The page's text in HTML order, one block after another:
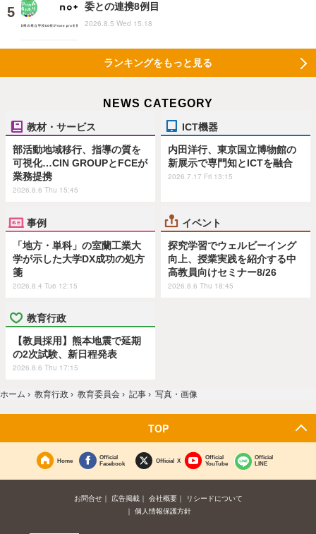
委との連携8例目
2026.8.5 Wed 15:18
ランキングをもっと見る
NEWS CATEGORY
教材・サービス
部活動地域移行、指導の質を
可視化…CIN GROUPとFCEが
業務提携
2026.8.6 Thu 15:45
ICT機器
内田洋行、東京国立博物館の
新展示で専門知とICTを融合
2026.7.17 Fri 13:15
事例
「地方・単科」の室蘭工業大
学が示した大学DX成功の処方
箋
2026.8.4 Tue 12:15
イベント
探究学習でウェルビーイング
向上、授業実践を紹介する中
高教員向けセミナー8/26
2026.8.6 Thu 18:45
教育行政
【教員採用】熊本地震で延期
の2次試験、新日程発表
2026.8.6 Thu 17:15
ホーム › 教育行政 › 教育委員会 › 記事 › 写真・画像
TOP
Home
Official
Facebook
Official X
Official
YouTube
Official
LINE
お問合せ 広告掲載 会社概要
リシードについて
個人情報保護方針